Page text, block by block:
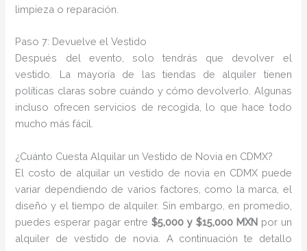
limpieza o reparación.
Paso 7: Devuelve el Vestido
Después del evento, solo tendrás que devolver el
vestido. La mayoría de las tiendas de alquiler tienen
políticas claras sobre cuándo y cómo devolverlo. Algunas
incluso ofrecen servicios de recogida, lo que hace todo
mucho más fácil.
¿Cuánto Cuesta Alquilar un Vestido de Novia en CDMX?
El costo de alquilar un vestido de novia en CDMX puede
variar dependiendo de varios factores, como la marca, el
diseño y el tiempo de alquiler. Sin embargo, en promedio,
puedes esperar pagar entre$5,000 y $15,000 MXNpor un
alquiler de vestido de novia. A continuación te detallo